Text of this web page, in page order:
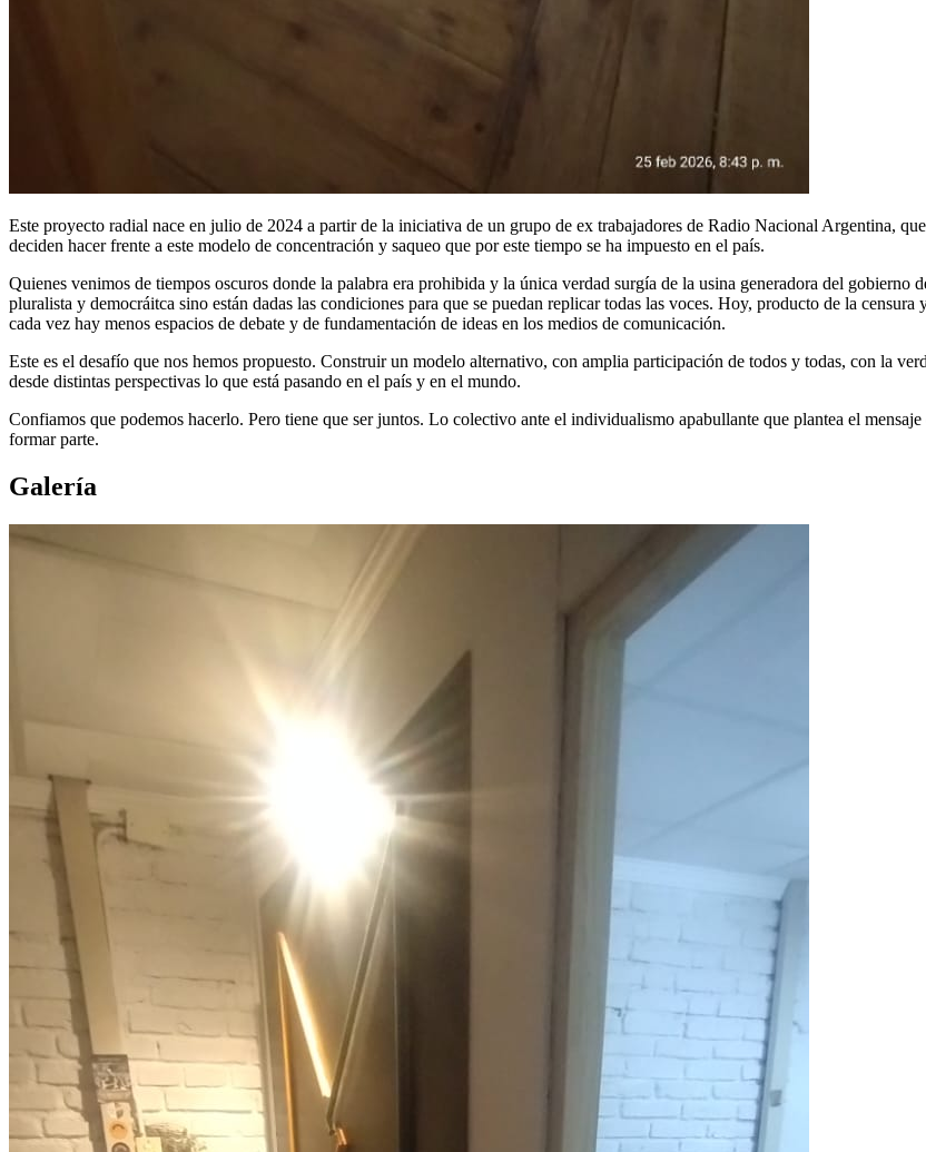
Este proyecto radial nace en julio de 2024 a partir de la iniciativa de un grupo de ex trabajadores de Radio Nacional Argentina,
deciden hacer frente a este modelo de concentración y saqueo que por este tiempo se ha impuesto en el país.
Quienes venimos de tiempos oscuros donde la palabra era prohibida y la única verdad surgía de la usina generadora del
pluralista y democráitca sino están dadas las condiciones para que se puedan replicar todas las voces. Hoy, producto de la
cada vez hay menos espacios de debate y de fundamentación de ideas en los medios de comunicación.
Este es el desafío que nos hemos propuesto. Construir un modelo alternativo, con amplia participación de todos y todas, con la
desde distintas perspectivas lo que está pasando en el país y en el mundo.
Confiamos que podemos hacerlo. Pero tiene que ser juntos. Lo colectivo ante el individualismo apabullante que plantea el
formar parte.
Galería